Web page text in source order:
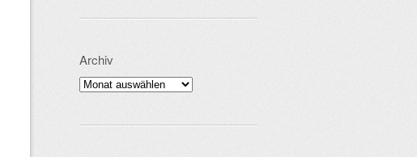
Archiv
Archiv